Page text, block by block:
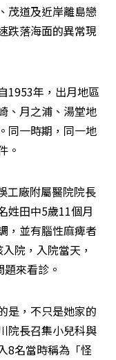
茂道及近岸離島戀
跌落海面的異常現
1953年，出月地區
、月之浦、湯堂地
同一時期，同一地
。
工廠附屬醫院院長
姓田中5歲11個月
，並有腦性麻痺者
院，入院當天，
來看診。
是，不只是她家的
院長召集小兒科與
8名當時稱為「怪